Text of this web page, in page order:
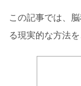
この記事では、
る現実的な方法を